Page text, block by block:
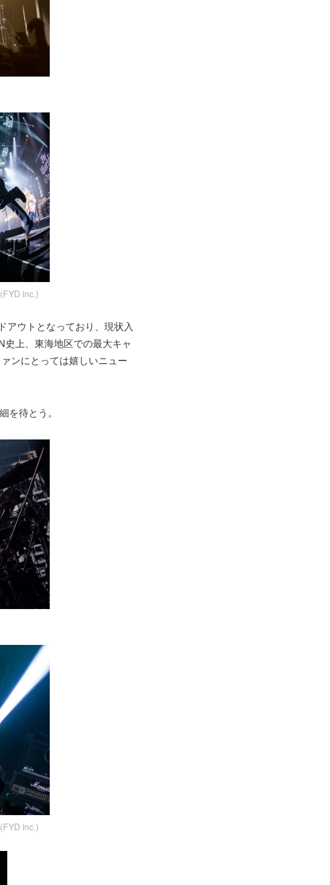
inc.)
アウトとなっており、現状入
上、東海地区での最大キャ
ンにとっては嬉しいニュー
を待とう。
inc.)